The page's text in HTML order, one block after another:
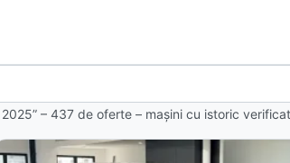
– 437 de oferte – mașini cu istoric